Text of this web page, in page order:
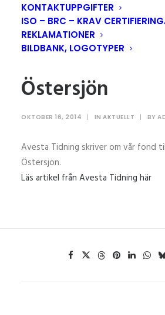
KONTAKTUPPGIFTER
ISO – BRC – KRAV
REKLAMATIONER
BILDBANK, LOGOTYPER
Östersjön
OKTOBER 16, 2014 | IN AKTUELLT | BY
Avesta Tidning skriver om vår fond
Östersjön.
Läs artikel från Avesta Tidning här